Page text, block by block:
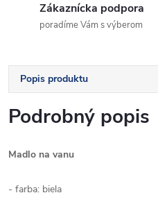
Zákaznícka podpora
poradíme Vám s výberom
Popis produktu
Podrobný popis
Madlo na vanu
- farba: biela